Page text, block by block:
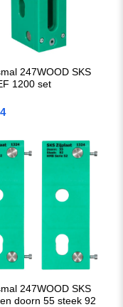
247WOOD SKS
1200 set
247WOOD SKS
doorn 55 steek 92